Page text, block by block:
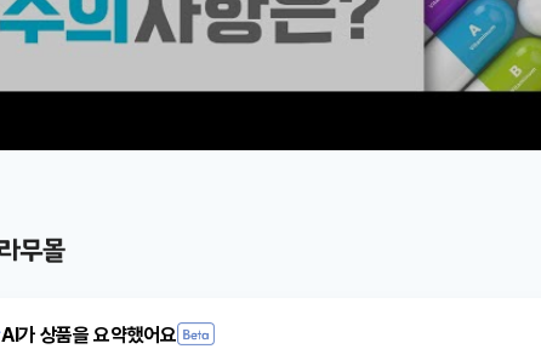
AI가 상품을 요약했어요